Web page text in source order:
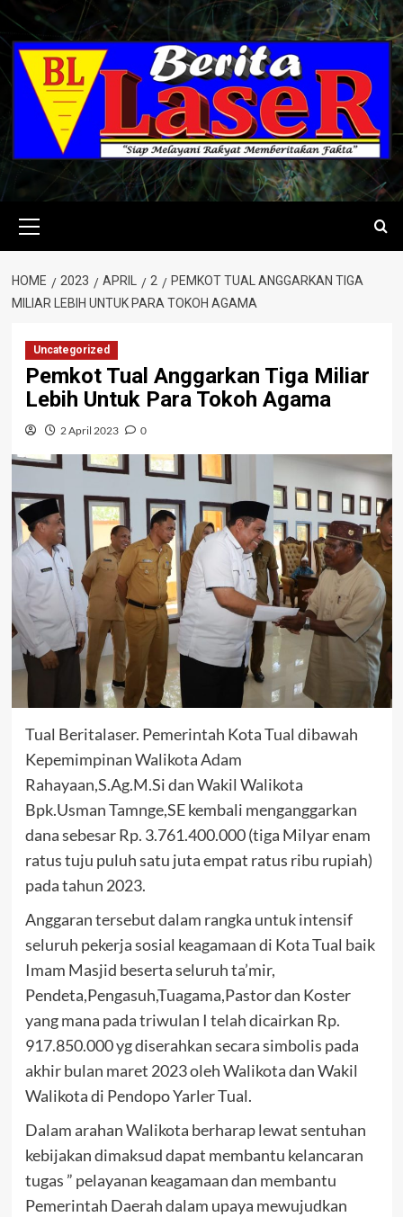
Skip
to
content
Menu
HOME 2023 APRIL 2
PEMKOT TUAL ANGGARKAN TIGA
MILIAR LEBIH UNTUK PARA TOKOH AGAMA
Uncategorized
Pemkot Tual Anggarkan Tiga Miliar
Lebih Untuk Para Tokoh Agama
2 April 2023 0
Tual Beritalaser. Pemerintah Kota Tual dibawah
Kepemimpinan Walikota Adam
Rahayaan,S.Ag.M.Si dan Wakil Walikota
Bpk.Usman Tamnge,SE kembali menganggarkan
dana sebesar Rp. 3.761.400.000 (tiga Milyar enam
ratus tuju puluh satu juta empat ratus ribu rupiah)
pada tahun 2023.
Anggaran tersebut dalam rangka untuk intensif
seluruh pekerja sosial keagamaan di Kota Tual baik
Imam Masjid beserta seluruh ta’mir,
Pendeta,Pengasuh,Tuagama,Pastor dan Koster
yang mana pada triwulan I telah dicairkan Rp.
917.850.000 yg diserahkan secara simbolis pada
akhir bulan maret 2023 oleh Walikota dan Wakil
Walikota di Pendopo Yarler Tual.
Dalam arahan Walikota berharap lewat sentuhan
kebijakan dimaksud dapat membantu kelancaran
tugas ” pelayanan keagamaan dan membantu
Pemerintah Daerah dalam upaya mewujudkan